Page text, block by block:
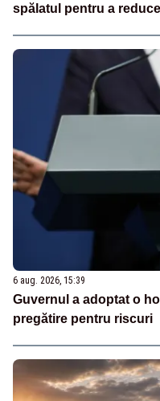
spălatul pentru a
6 aug. 2026, 15:39
Guvernul a adoptat o
pregătire pentru riscuri